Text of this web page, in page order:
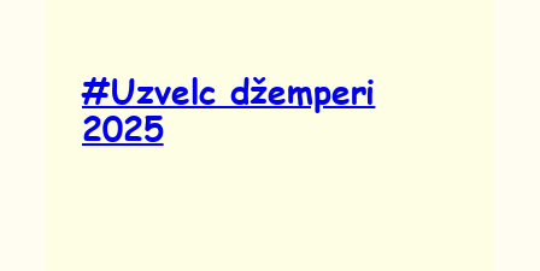
#Uzvelc džemperi
2025